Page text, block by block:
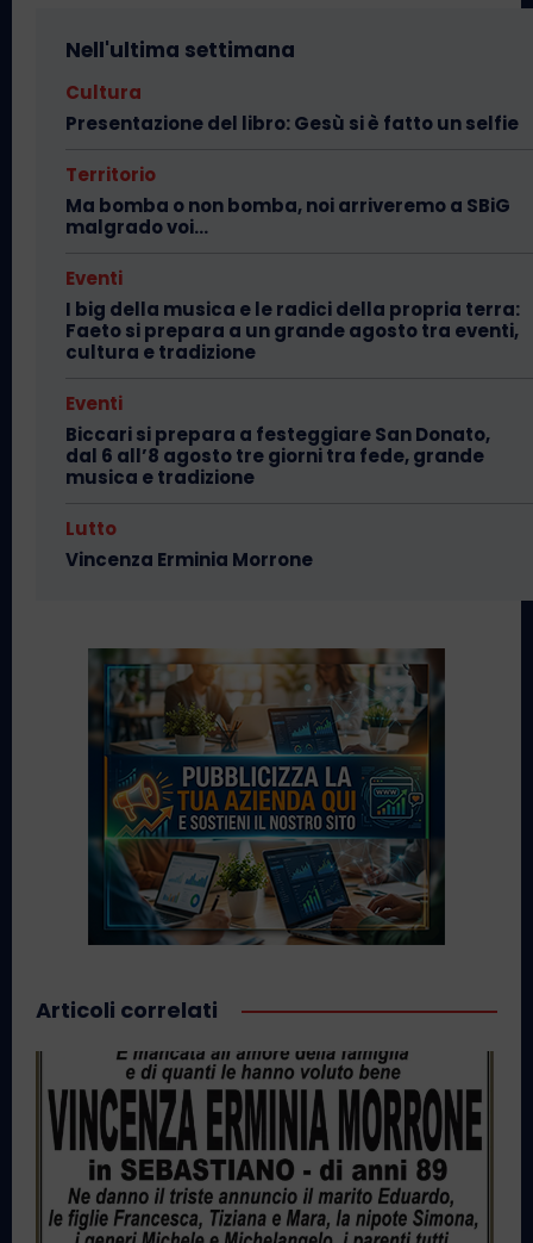
Nell'ultima settimana
Cultura
Presentazione del libro: Gesù si è fatto un selfie
Territorio
Ma bomba o non bomba, noi arriveremo a SBiG
malgrado voi…
Eventi
I big della musica e le radici della propria terra:
Faeto si prepara a un grande agosto tra eventi,
cultura e tradizione
Eventi
Biccari si prepara a festeggiare San Donato,
dal 6 all’8 agosto tre giorni tra fede, grande
musica e tradizione
Lutto
Vincenza Erminia Morrone
Articoli correlati